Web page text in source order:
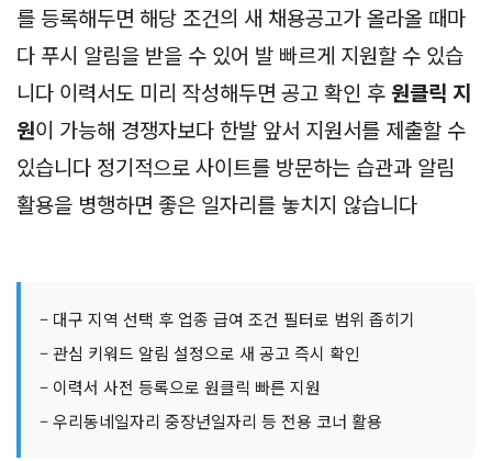
를 등록해두면 해당 조건의 새 채용공고가 올라올 때마
다 푸시 알림을 받을 수 있어 발 빠르게 지원할 수 있습
니다 이력서도 미리 작성해두면 공고 확인 후원클릭 지
원이 가능해 경쟁자보다 한발 앞서 지원서를 제출할 수
있습니다 정기적으로 사이트를 방문하는 습관과 알림
활용을 병행하면 좋은 일자리를 놓치지 않습니다
– 대구 지역 선택 후 업종 급여 조건 필터로 범위 좁히기
– 관심 키워드 알림 설정으로 새 공고 즉시 확인
– 이력서 사전 등록으로 원클릭 빠른 지원
– 우리동네일자리 중장년일자리 등 전용 코너 활용